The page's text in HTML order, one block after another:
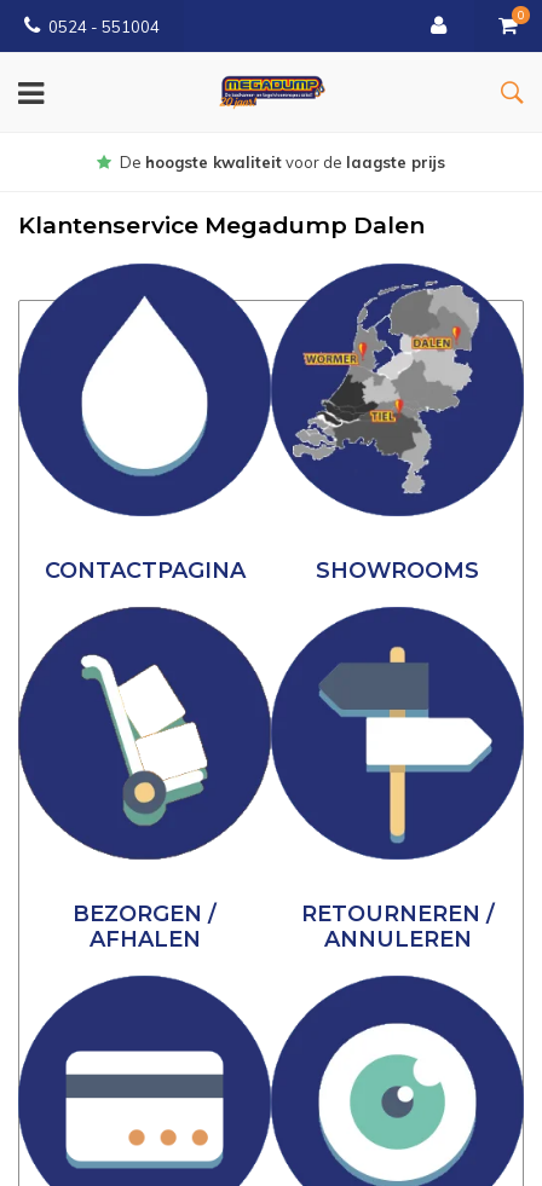
0524 - 551004
0
Gratisbezorgd vanaf €150
Klantenservice Megadump Dalen
CONTACTPAGINA SHOWROOMS
BEZORGEN /
AFHALEN
RETOURNEREN /
ANNULEREN